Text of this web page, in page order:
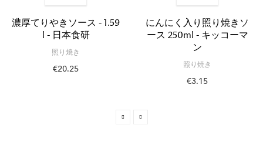
濃厚てりやきソース - 1.59
l - 日本食研
照り焼き
€20.25
にんにく入り照り焼きソ
ース 250ml - キッコーマ
ン
照り焼き
€3.15